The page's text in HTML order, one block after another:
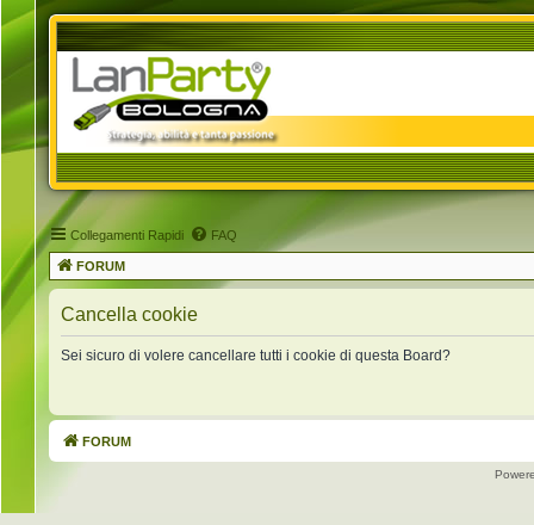
Collegamenti Rapidi FAQ
FORUM
Cancella cookie
Sei sicuro di volere cancellare tutti i cookie di questa Board?
FORUM